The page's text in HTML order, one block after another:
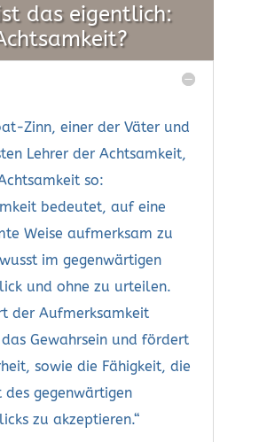
das eigentlich:
Zinn, einer der Väter und
Lehrer der Achtsamkeit,
so:
bedeutet, auf eine
Weise aufmerksam zu
im gegenwärtigen
und ohne zu urteilen.
der Aufmerksamkeit
Gewahrsein und fördert
sowie die Fähigkeit, die
des gegenwärtigen
zu akzeptieren.“